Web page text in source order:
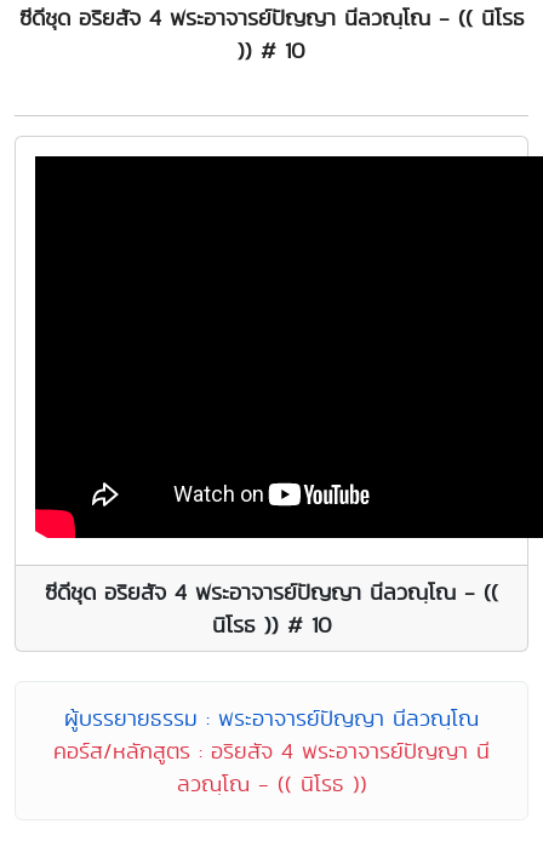
ซีดีชุด อริยสัจ 4 พระอาจารย์ปัญญา นีลวณฺโณ - (( นิโรธ
)) # 10
ซีดีชุด อริยสัจ 4 พระอาจารย์ปัญญา นีลวณฺโณ - ((
นิโรธ )) # 10
ผู้บรรยายธรรม : พระอาจารย์ปัญญา นีลวณฺโณ
คอร์ส/หลักสูตร : อริยสัจ 4 พระอาจารย์ปัญญา นี
ลวณฺโณ - (( นิโรธ ))